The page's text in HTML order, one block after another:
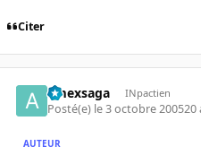
Citer
amexsaga INpactien
Posté(e) le 3 octobre 200520
AUTEUR